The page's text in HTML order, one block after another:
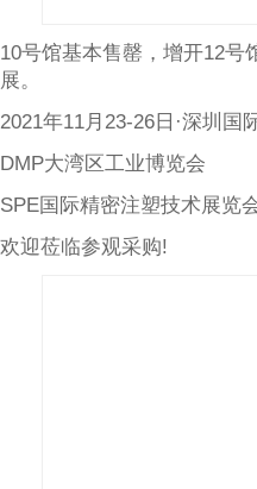
10号馆基本售罄，增开12号
展。
2021年11月23-26日·深圳国
DMP大湾区工业博览会
SPE国际精密注塑技术展览
欢迎莅临参观采购!